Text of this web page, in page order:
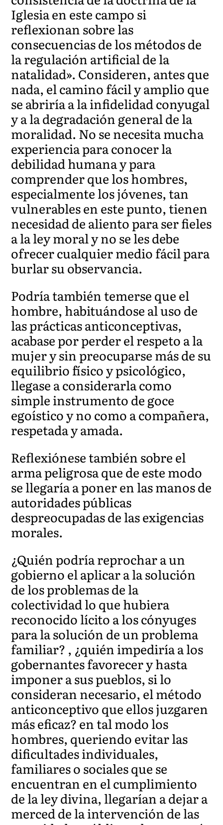
Iglesia en este campo si
reflexionan sobre las
consecuencias de los métodos de
la regulación artificial de la
natalidad». Consideren, antes que
nada, el camino fácil y amplio que
se abriría a la infidelidad conyugal
y a la degradación general de la
moralidad. No se necesita mucha
experiencia para conocer la
debilidad humana y para
comprender que los hombres,
especialmente los jóvenes, tan
vulnerables en este punto, tienen
necesidad de aliento para ser fieles
a la ley moral y no se les debe
ofrecer cualquier medio fácil para
burlar su observancia.
Podría también temerse que el
hombre, habituándose al uso de
las prácticas anticonceptivas,
acabase por perder el respeto a la
mujer y sin preocuparse más de su
equilibrio físico y psicológico,
llegase a considerarla como
simple instrumento de goce
egoístico y no como a compañera,
respetada y amada.
Reflexiónese también sobre el
arma peligrosa que de este modo
se llegaría a poner en las manos de
autoridades públicas
despreocupadas de las exigencias
morales.
¿Quién podría reprochar a un
gobierno el aplicar a la solución
de los problemas de la
colectividad lo que hubiera
reconocido lícito a los cónyuges
para la solución de un problema
familiar? , ¿quién impediría a los
gobernantes favorecer y hasta
imponer a sus pueblos, si lo
consideran necesario, el método
anticonceptivo que ellos juzgaren
más eficaz? en tal modo los
hombres, queriendo evitar las
dificultades individuales,
familiares o sociales que se
encuentran en el cumplimiento
de la ley divina, llegarían a dejar a
merced de la intervención de las